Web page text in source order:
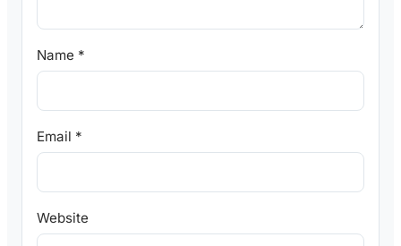
Name *
Email *
Website